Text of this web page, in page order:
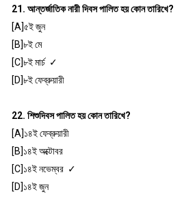
21. আন্তর্জাতিক নারী দিবস পালিত হয় কোন তারিখে?
[A]৫ই জুন
[B]৮ই মে
[C]৮ই মার্চ ✓
[D]৮ই ফেব্রুয়ারী
22. শিশুদিবস পালিত হয় কোন তারিখে?
[A]১৪ই ফেব্রুয়ারী
[B]১৪ই অক্টোবর
[C]১৪ই নভেম্বর ✓
[D]১৪ই জুন